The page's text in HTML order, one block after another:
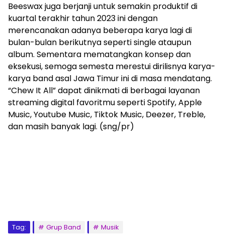
Beeswax juga berjanji untuk semakin produktif di
kuartal terakhir tahun 2023 ini dengan
merencanakan adanya beberapa karya lagi di
bulan-bulan berikutnya seperti single ataupun
album. Sementara mematangkan konsep dan
eksekusi, semoga semesta merestui dirilisnya karya-
karya band asal Jawa Timur ini di masa mendatang.
“Chew It All” dapat dinikmati di berbagai layanan
streaming digital favoritmu seperti Spotify, Apple
Music, Youtube Music, Tiktok Music, Deezer, Treble,
dan masih banyak lagi. (sng/pr)
Tag: Grup Band Musik